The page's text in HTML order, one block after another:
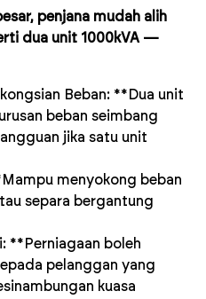
penjana mudah alih
dua unit 1000kVA —
Beban: **Dua unit
beban seimbang
jika satu unit
menyokong beban
separa bergantung
**Perniagaan boleh
pelanggan yang
kuasa